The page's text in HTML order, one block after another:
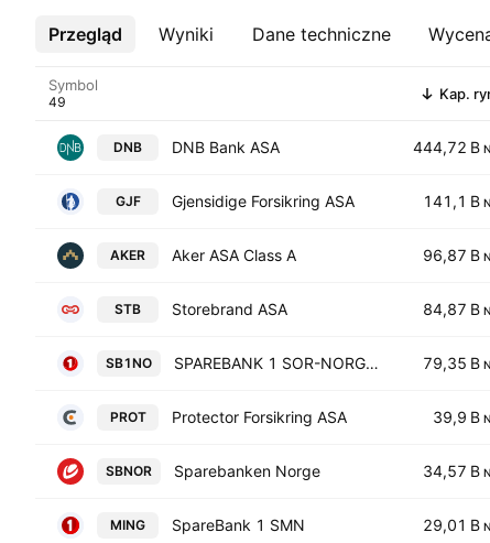
Przegląd Wyniki Dane techniczne
Więcej
Symbol Kap.
DNB DNB Bank ASA 444,72 B
GJF Gjensidige Forsikring ASA 141,1 B
AKER Aker ASA Class A 96,87 B
STB Storebrand ASA 84,87 B
SB1NO SPAREBANK 1 SOR-NORGE ASA 79,35 B
PROT Protector Forsikring ASA 39,9 B
SBNOR Sparebanken Norge 34,57 B
MING SpareBank 1 SMN 29,01 B